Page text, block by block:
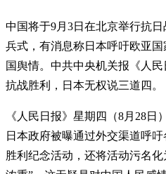
中国将于9月3日在北京举行抗
兵式，有消息称日本呼吁欧亚
国舆情。中共中央机关报《人
抗战胜利，日本无权说三道四。
《人民日报》星期四（8月28日
日本政府被曝通过外交渠道呼
胜利纪念活动，还将活动污名